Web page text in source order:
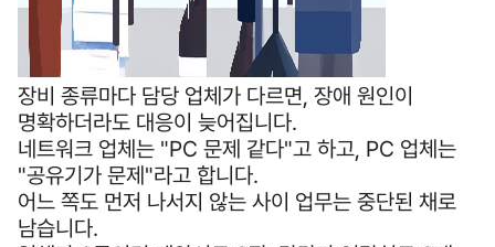
장비 종류마다 담당 업체가 다르면, 장애 원인이
명확하더라도 대응이 늦어집니다.
네트워크 업체는 "PC 문제 같다"고 하고, PC 업체는
"공유기가 문제"라고 합니다.
어느 쪽도 먼저 나서지 않는 사이 업무는 중단된 채로
남습니다.